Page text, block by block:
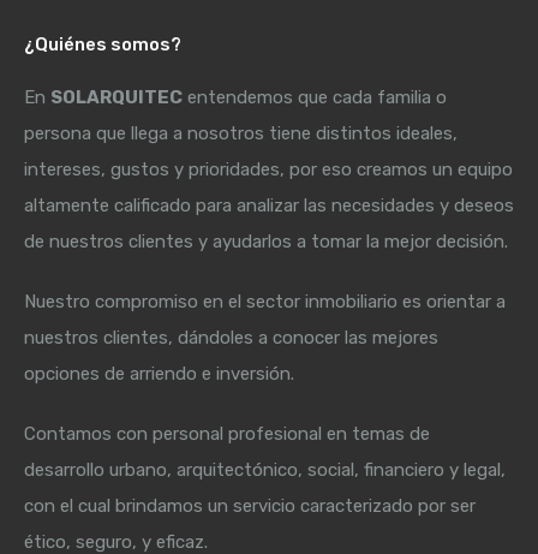
¿Quiénes somos?
En SOLARQUITEC entendemos que cada familia o
persona que llega a nosotros tiene distintos ideales,
intereses, gustos y prioridades, por eso creamos un equipo
altamente calificado para analizar las necesidades y deseos
de nuestros clientes y ayudarlos a tomar la mejor decisión.
Nuestro compromiso en el sector inmobiliario es orientar a
nuestros clientes, dándoles a conocer las mejores
opciones de arriendo e inversión.
Contamos con personal profesional en temas de
desarrollo urbano, arquitectónico, social, financiero y legal,
con el cual brindamos un servicio caracterizado por ser
ético, seguro, y eficaz.